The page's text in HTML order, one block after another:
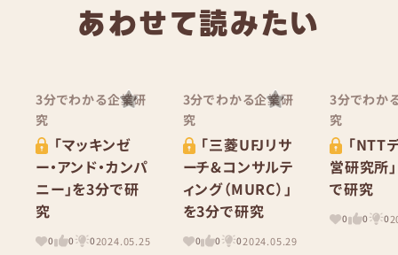
あわせて読みたい
3分でわかる企業研
究
「マッキンゼ
ー・アンド・カンパ
ニー」を3分で研
究
0 0 02024.05.25
3分でわかる企業研
究
「三菱UFJリサ
ーチ&コンサルテ
ィング（MURC）」
を3分で研究
0 0 02024.05.29
3分でわか
究
「NTT
営研究所
で研究
0 0 0